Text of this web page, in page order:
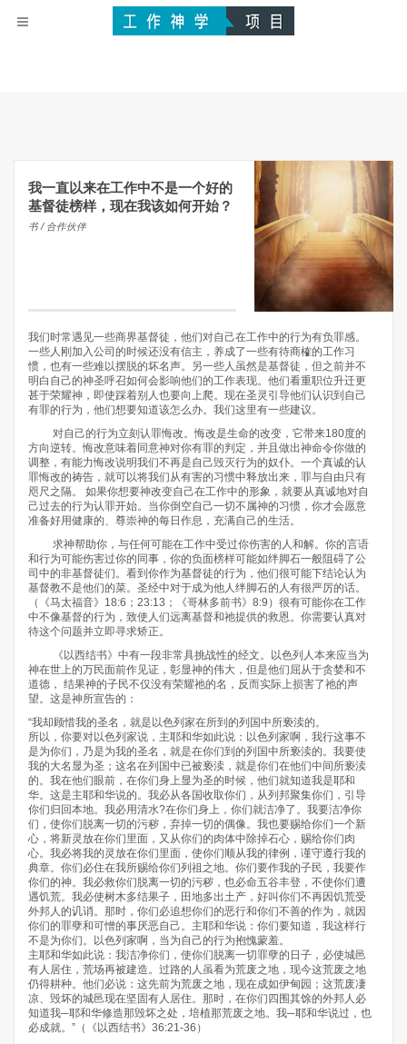
我一直以来在工作中不是一个好的
基督徒榜样，现在我该如何开始？
书 / 合作伙伴
我们时常遇见一些商界基督徒，他们对自己在工作中的行为有负罪感。
一些人刚加入公司的时候还没有信主，养成了一些有待商榷的工作习
惯，也有一些难以摆脱的坏名声。另一些人虽然是基督徒，但之前并不
明白自己的神圣呼召如何会影响他们的工作表现。他们看重职位升迁更
甚于荣耀神，即使踩着别人也要向上爬。现在圣灵引导他们认识到自己
有罪的行为，他们想要知道该怎么办。我们这里有一些建议。
对自己的行为立刻认罪悔改。悔改是生命的改变，它带来180度的
方向逆转。悔改意味着同意神对你有罪的判定，并且做出神命令你做的
调整，有能力悔改说明我们不再是自己毁灭行为的奴仆。一个真诚的认
罪悔改的祷告，就可以将我们从有害的习惯中释放出来，罪与自由只有
咫尺之隔。 如果你想要神改变自己在工作中的形象，就要从真诚地对自
己过去的行为认罪开始。当你倒空自己一切不属神的习惯，你才会愿意
准备好用健康的、尊崇神的每日作息，充满自己的生活。
求神帮助你，与任何可能在工作中受过你伤害的人和解。你的言语
和行为可能伤害过你的同事，你的负面榜样可能如绊脚石一般阻碍了公
司中的非基督徒们。看到你作为基督徒的行为，他们很可能下结论认为
基督教不是他们的菜。圣经中对于成为他人绊脚石的人有很严厉的话。
（《马太福音》18:6；23:13；《哥林多前书》8:9）很有可能你在工作
中不像基督的行为，致使人们远离基督和祂提供的救恩。你需要认真对
待这个问题并立即寻求矫正。
《以西结书》中有一段非常具挑战性的经文。以色列人本来应当为
神在世上的万民面前作见证，彰显神的伟大，但是他们屈从于贪婪和不
道德， 结果神的子民不仅没有荣耀祂的名，反而实际上损害了祂的声
望。这是神所宣告的：
“我却顾惜我的圣名，就是以色列家在所到的列国中所亵渎的。
所以，你要对以色列家说，主耶和华如此说：以色列家啊，我行这事不
是为你们，乃是为我的圣名，就是在你们到的列国中所亵渎的。我要使
我的大名显为圣；这名在列国中已被亵渎，就是你们在他们中间所亵渎
的。我在他们眼前，在你们身上显为圣的时候，他们就知道我是耶和
华。这是主耶和华说的。我必从各国收取你们，从列邦聚集你们，引导
你们归回本地。我必用清水?在你们身上，你们就洁净了。我要洁净你
们，使你们脱离一切的污秽，弃掉一切的偶像。我也要赐给你们一个新
心，将新灵放在你们里面，又从你们的肉体中除掉石心，赐给你们肉
心。我必将我的灵放在你们里面，使你们顺从我的律例，谨守遵行我的
典章。你们必住在我所赐给你们列祖之地。你们要作我的子民，我要作
你们的神。我必救你们脱离一切的污秽，也必命五谷丰登，不使你们遭
遇饥荒。我必使树木多结果子，田地多出土产，好叫你们不再因饥荒受
外邦人的讥诮。那时，你们必追想你们的恶行和你们不善的作为，就因
你们的罪孽和可憎的事厌恶自己。主耶和华说：你们要知道，我这样行
不是为你们。以色列家啊，当为自己的行为抱愧蒙羞。
主耶和华如此说：我洁净你们，使你们脱离一切罪孽的日子，必使城邑
有人居住，荒场再被建造。过路的人虽看为荒废之地，现今这荒废之地
仍得耕种。他们必说：这先前为荒废之地，现在成如伊甸园；这荒废凄
凉、毁坏的城邑现在坚固有人居住。那时，在你们四围其馀的外邦人必
知道我─耶和华修造那毁坏之处，培植那荒废之地。我─耶和华说过，也
必成就。”（《以西结书》36:21-36）